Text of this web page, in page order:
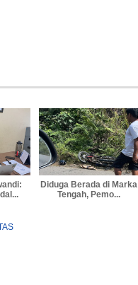
Diduga Berada di Marka
Tengah, Pemo...